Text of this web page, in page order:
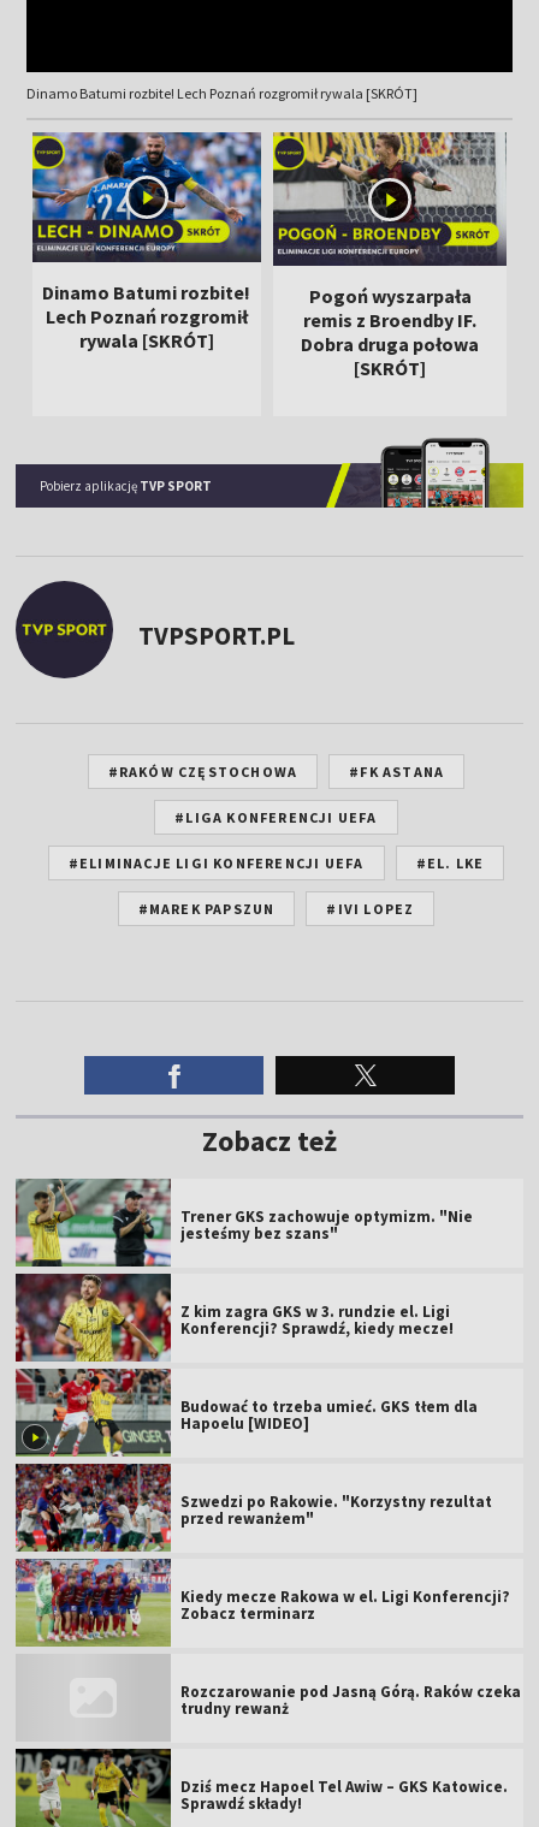
Dinamo Batumi rozbite! Lech Poznań rozgromił rywala [SKRÓT]
Dinamo Batumi rozbite!
Lech Poznań rozgromił
rywala [SKRÓT]
Pogoń wyszarpała
remis z Broendby IF.
Dobra druga połowa
[SKRÓT]
Pobierz aplikację TVP SPORT
TVPSPORT.PL
#RAKÓW CZĘSTOCHOWA #FK ASTANA
#LIGA KONFERENCJI UEFA
#ELIMINACJE LIGI KONFERENCJI UEFA #EL. LKE
#MAREK PAPSZUN #IVI LOPEZ
Zobacz też
Trener GKS zachowuje optymizm. "Nie
jesteśmy bez szans"
Z kim zagra GKS w 3. rundzie el. Ligi
Konferencji? Sprawdź, kiedy mecze!
Budować to trzeba umieć. GKS tłem dla
Hapoelu [WIDEO]
Szwedzi po Rakowie. "Korzystny rezultat
przed rewanżem"
Kiedy mecze Rakowa w el. Ligi Konferencji?
Zobacz terminarz
Rozczarowanie pod Jasną Górą. Raków czeka
trudny rewanż
Dziś mecz Hapoel Tel Awiw – GKS Katowice.
Sprawdź składy!